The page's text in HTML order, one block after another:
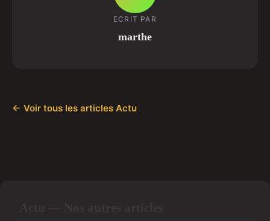
ECRIT PAR
marthe
← Voir tous les articles Actu